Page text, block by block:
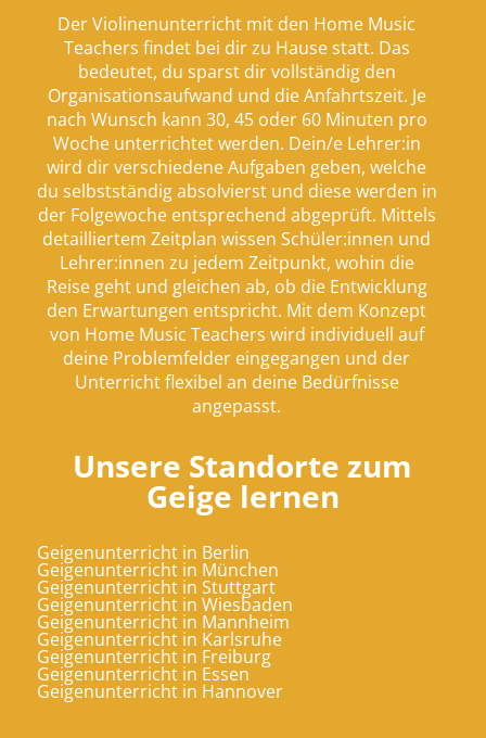
Der Violinenunterricht mit den Home Music
Teachers findet bei dir zu Hause statt. Das
bedeutet, du sparst dir vollständig den
Organisationsaufwand und die Anfahrtszeit. Je
nach Wunsch kann 30, 45 oder 60 Minuten pro
Woche unterrichtet werden. Dein/e Lehrer:in
wird dir verschiedene Aufgaben geben, welche
du selbstständig absolvierst und diese werden in
der Folgewoche entsprechend abgeprüft. Mittels
detailliertem Zeitplan wissen Schüler:innen und
Lehrer:innen zu jedem Zeitpunkt, wohin die
Reise geht und gleichen ab, ob die Entwicklung
den Erwartungen entspricht. Mit dem Konzept
von Home Music Teachers wird individuell auf
deine Problemfelder eingegangen und der
Unterricht flexibel an deine Bedürfnisse
angepasst.
Unsere Stand­­orte zum
Geige lernen
Geigenunterricht in Berlin
Geigenunterricht in München
Geigenunterricht in Stuttgart
Geigenunterricht in Wiesbaden
Geigenunterricht in Mannheim
Geigenunterricht in Karlsruhe
Geigenunterricht in Freiburg
Geigenunterricht in Essen
Geigenunterricht in Hannover